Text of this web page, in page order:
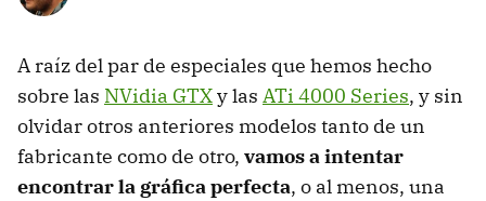
A raíz del par de especiales que hemos hecho
sobre las NVidia GTXy las ATi 4000 Series, y sin
olvidar otros anteriores modelos tanto de un
fabricante como de otro, vamos a intentar
encontrar la gráfica perfecta, o al menos, una